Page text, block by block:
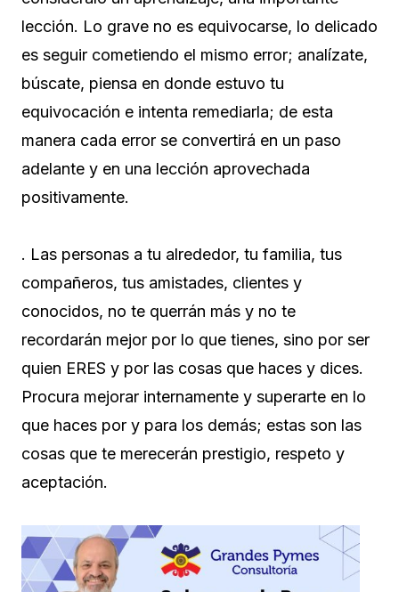
lección. Lo grave no es equivocarse, lo delicado
es seguir cometiendo el mismo error; analízate,
búscate, piensa en donde estuvo tu
equivocación e intenta remediarla; de esta
manera cada error se convertirá en un paso
adelante y en una lección aprovechada
positivamente.
. Las personas a tu alrededor, tu familia, tus
compañeros, tus amistades, clientes y
conocidos, no te querrán más y no te
recordarán mejor por lo que tienes, sino por ser
quien ERES y por las cosas que haces y dices.
Procura mejorar internamente y superarte en lo
que haces por y para los demás; estas son las
cosas que te merecerán prestigio, respeto y
aceptación.